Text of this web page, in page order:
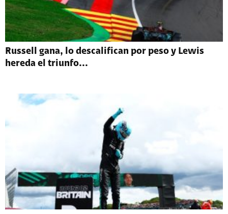
Russell gana, lo descalifican por peso y Lewis
hereda el triunfo...